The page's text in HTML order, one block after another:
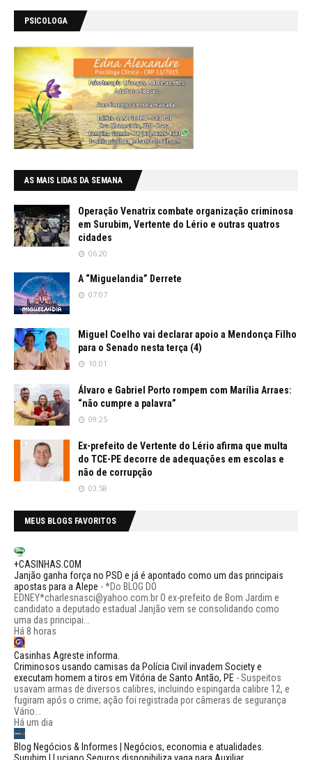
PSICOLOGA
AS MAIS LIDAS DA SEMANA
Operação Venatrix combate organização criminosa
em Surubim, Vertente do Lério e outras quatros
cidades
06:20
A “Miguelandia” Derrete
07:07
Miguel Coelho vai declarar apoio a Mendonça Filho
para o Senado nesta terça (4)
10:01
Álvaro e Gabriel Porto rompem com Marília Arraes:
“não cumpre a palavra”
09:25
Ex-prefeito de Vertente do Lério afirma que multa
do TCE-PE decorre de adequações em escolas e
não de corrupção
03:58
MEUS BLOGS FAVORITOS
+CASINHAS.COM
Janjão ganha força no PSD e já é apontado como um das principais
apostas para a Alepe -*Do BLOG DO
EDNEY*charlesnasci@yahoo.com.br O ex-prefeito de Bom Jardim e
candidato a deputado estadual Janjão vem se consolidando como
uma das principai...
Há 8 horas
Casinhas Agreste informa.
Criminosos usando camisas da Polícia Civil invadem Society e
executam homem a tiros em Vitória de Santo Antão, PE -Suspeitos
usavam armas de diversos calibres, incluindo espingarda calibre 12, e
fugiram após o crime; ação foi registrada por câmeras de segurança
Vário...
Há um dia
Blog Negócios & Informes | Negócios, economia e atualidades.